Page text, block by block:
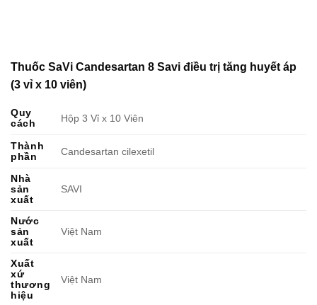
Thuốc SaVi Candesartan 8 Savi điều trị tăng huyết áp
(3 vỉ x 10 viên)
Quy
cách
Hộp 3 Vỉ x 10 Viên
Thành
phần
Candesartan cilexetil
Nhà
sản
xuất
SAVI
Nước
sản
xuất
Việt Nam
Xuất
xứ
thương
hiệu
Việt Nam